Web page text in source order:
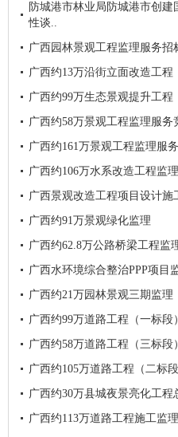
防城港市林业局防城港市创
性谈..
广西园林景观工程监理服务招
广西约13万沿街立面改造工
广西约99万生态景观提升工
广西约58万景观工程监理服
广西约161万景观工程监理服
广西约106万水系改造工程监
广西景观改造工程项目设计
广西约91万景观绿化监理
广西约62.8万公路桥梁工程监
广西水环境综合整治PPP项目
广西约21万园林景观三期监理
广西约99万道路工程（一标段
广西约58万道路工程（三标
广西约105万道路工程（二标
广西约30万县城夜景亮化工
广西约113万道路工程施工监